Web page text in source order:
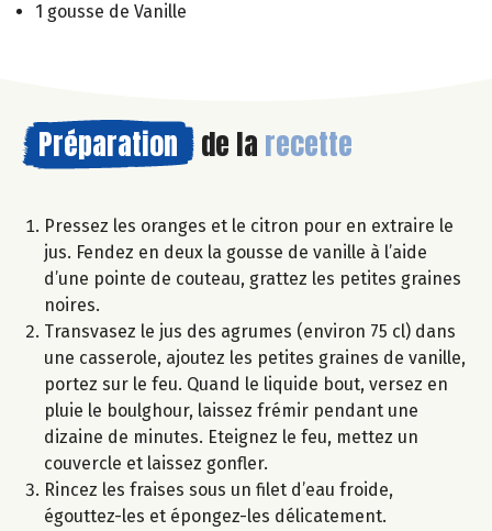
1 gousse de Vanille
Préparation de la recette
Pressez les oranges et le citron pour en extraire le
jus. Fendez en deux la gousse de vanille à l’aide
d’une pointe de couteau, grattez les petites graines
noires.
Transvasez le jus des agrumes (environ 75 cl) dans
une casserole, ajoutez les petites graines de vanille,
portez sur le feu. Quand le liquide bout, versez en
pluie le boulghour, laissez frémir pendant une
dizaine de minutes. Eteignez le feu, mettez un
couvercle et laissez gonfler.
Rincez les fraises sous un filet d’eau froide,
égouttez-les et épongez-les délicatement.